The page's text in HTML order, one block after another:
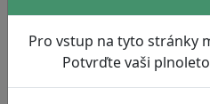
Pro vstup na tyto stránky
Potvrďte vaši